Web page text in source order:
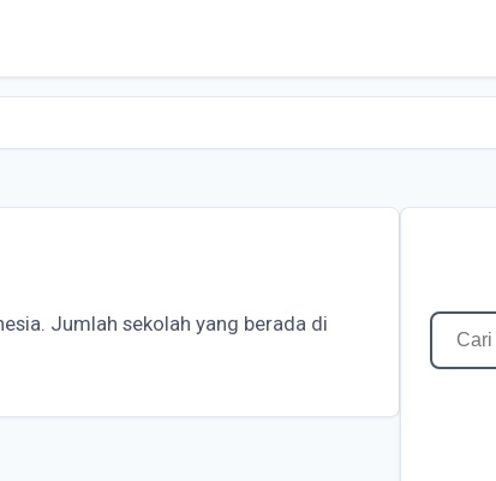
Jumlah sekolah yang berada di